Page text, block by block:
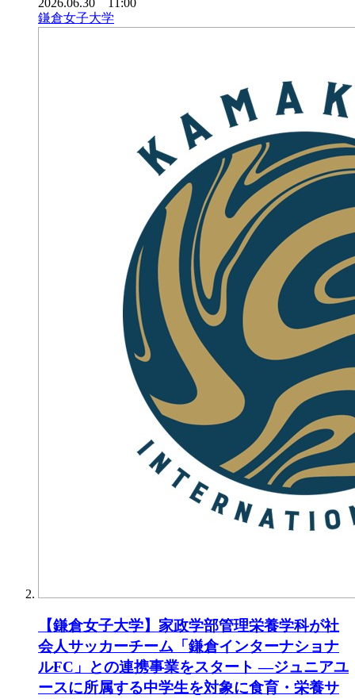
鎌倉女子大学
【鎌倉女子大学】家政学部管理栄養学科が社
会人サッカーチーム「鎌倉インターナショナ
ルFC」との連携事業をスタート ―ジュニアユ
ースに所属する中学生を対象に食育・栄養サ